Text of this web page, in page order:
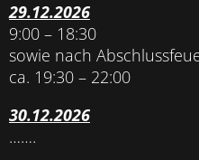
29.12.2026
9:00 – 18:30
sowie nach
ca. 19:30 – 22:00
30.12.2026
…….